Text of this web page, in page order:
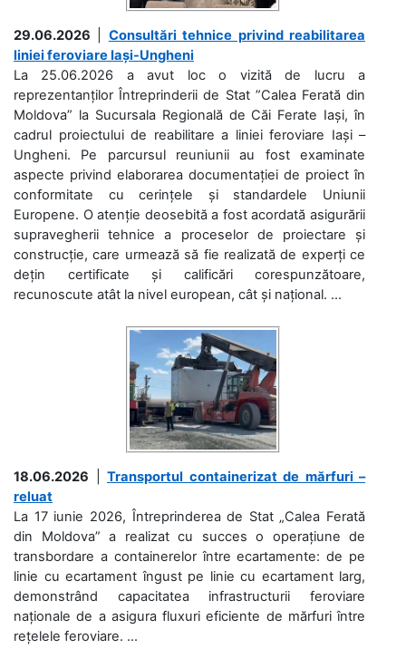
29.06.2026
Consultări tehnice privind reabilitarea
liniei feroviare Iași-Ungheni
La 25.06.2026 a avut loc o vizită de lucru a
reprezentanților Întreprinderii de Stat ”Calea Ferată din
Moldova” la Sucursala Regională de Căi Ferate Iași, în
cadrul proiectului de reabilitare a liniei feroviare Iași –
Ungheni. Pe parcursul reuniunii au fost examinate
aspecte privind elaborarea documentației de proiect în
conformitate cu cerințele și standardele Uniunii
Europene. O atenție deosebită a fost acordată asigurării
supravegherii tehnice a proceselor de proiectare și
construcție, care urmează să fie realizată de experți ce
dețin certificate și calificări corespunzătoare,
recunoscute atât la nivel european, cât și național. ...
18.06.2026
Transportul containerizat de mărfuri –
reluat
La 17 iunie 2026, Întreprinderea de Stat „Calea Ferată
din Moldova” a realizat cu succes o operațiune de
transbordare a containerelor între ecartamente: de pe
linie cu ecartament îngust pe linie cu ecartament larg,
demonstrând capacitatea infrastructurii feroviare
naționale de a asigura fluxuri eficiente de mărfuri între
rețelele feroviare. ...